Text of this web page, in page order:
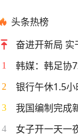
头条热榜
奋进开新局 实
1 韩媒：韩足协
2 银行午休1.5
3 我国编制完成
4 女子开一天一